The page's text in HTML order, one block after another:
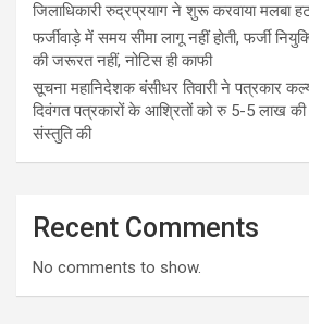
जिलाधिकारी रुद्रप्रयाग ने शुरू करवाया मलबा
फर्जीवाड़े में समय सीमा लागू नहीं होती, फर्जी
की जरूरत नहीं, नोटिस ही काफी
सूचना महानिदेशक बंसीधर तिवारी ने पत्रकार
दिवंगत पत्रकारों के आश्रितों को रु 5-5 लाख की
संस्तुति की
Recent Comments
No comments to show.